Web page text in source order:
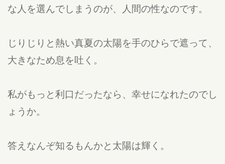
な人を選んでしまうのが、人間の性なのです。
じりじりと熱い真夏の太陽を手のひらで遮って、
大きなため息を吐く。
私がもっと利口だったなら、幸せになれたのでし
ょうか。
答えなんぞ知るもんかと太陽は輝く。